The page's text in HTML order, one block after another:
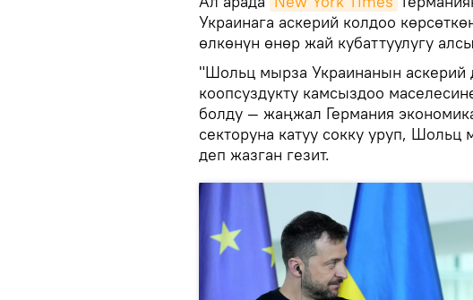
Украинага аскерий колдоо
өлкөнүн өнөр жай кубаттуулугу
"Шольц мырза Украинанын аскерий
коопсуздукту камсыздоо
болду — жаңжал Германия
секторуна катуу сокку уруп,
деп жазган гезит.